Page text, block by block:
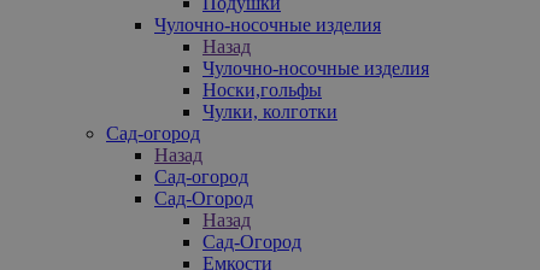
Чулочно-носочные изделия
Назад
Чулочно-носочные изделия
Носки,гольфы
Чулки, колготки
Сад-огород
Назад
Сад-огород
Сад-Огород
Назад
Сад-Огород
Емкости